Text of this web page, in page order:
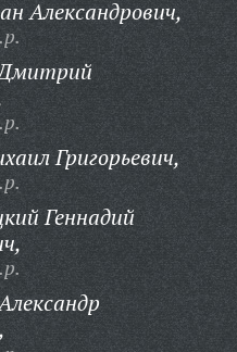
Александрович,
Григорьевич,
Геннадий